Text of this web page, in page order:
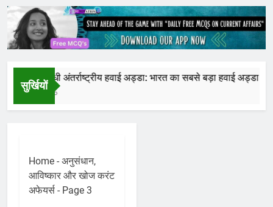
सुर्खियों
गांधी अंतर्राष्ट्रीय हवाई अड्डा: भारत का सबसे बड़ा हवाई अड्डा और
Year Ago
Home - अनुसंधान,
आविष्कार और खोज करंट
अफेयर्स - Page 3